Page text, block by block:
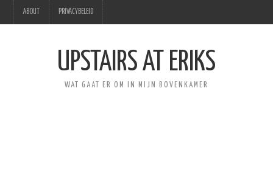
ABOUT PRIVACYBELEID
UPSTAIRS AT ERIKS
WAT GAAT ER OM IN MIJN BOVENKAMER